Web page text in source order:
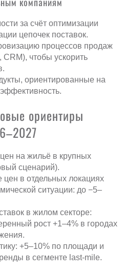
за счёт оптимизации
цепочек поставок.
процессов продаж
CRM), чтобы ускорить
ориентированные на
ориентиры
на жильё в крупных
сценарий).
в отдельных локациях
ситуации: до −5–
в жилом секторе:
рост +1–4% в городах
+5–10% по площади и
в сегменте last-mile.